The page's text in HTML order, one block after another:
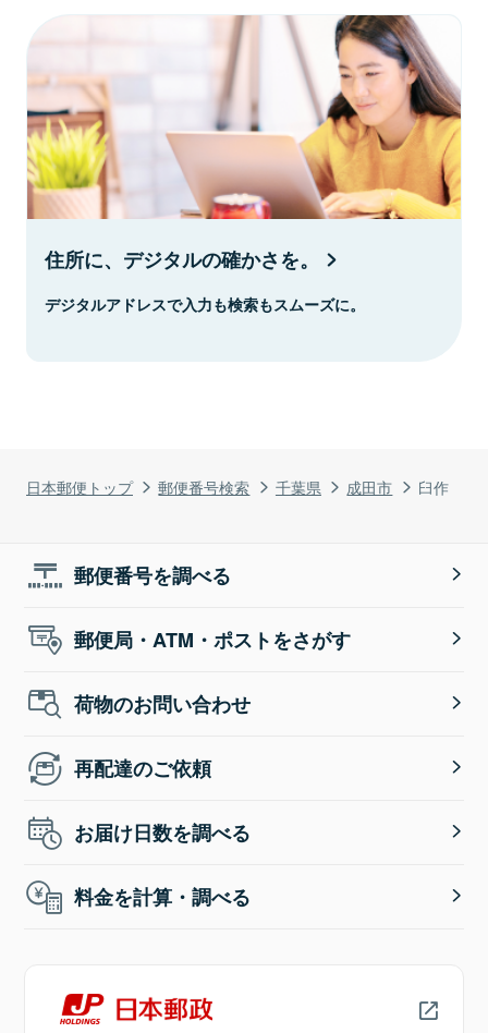
日本郵便トップ 郵便番号検索 千葉県 成田市 臼作
住所に、デジタルの確かさを。
デジタルアドレスで入力も検索もスムーズに。
郵便番号を調べる
郵便局・ATM・ポストをさがす
荷物のお問い合わせ
再配達のご依頼
お届け日数を調べる
料金を計算・調べる